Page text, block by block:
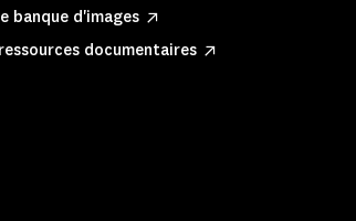
banque d'images
documentaires